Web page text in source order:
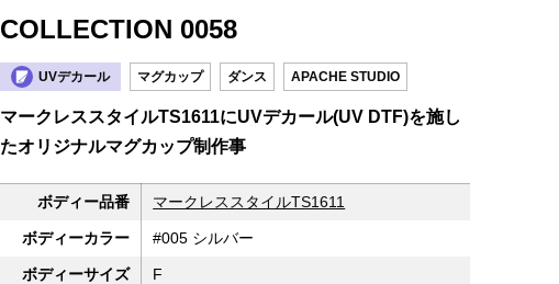
COLLECTION 0058
UVデカール マグカップ ダンス APACHE STUDIO
マークレススタイルTS1611にUVデカール(UV DTF)を施し
たオリジナルマグカップ制作事
ボディー品番 マークレススタイルTS1611
ボディーカラー #005 シルバー
ボディーサイズ F